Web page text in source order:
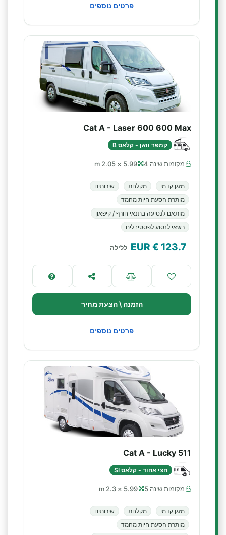
פרטים נוספים
Cat A - Laser 600 600 Max
קמפר וואן - קלאס B
מקומות שינה 4 5.99 × 2.05 m
מזגן קדמי מקלחת
שירותים
מותרת הסעת חיות מחמד
מותאם לנסיעה בתנאי חורף / קיפאון
רשאי לנסוע לפסטיבלים
123.7
€ EUR ללילה
הזמנה \ הצעת מחיר
פרטים נוספים
Cat A - Lucky 511
חצי אחוד - קלאס SI
מקומות שינה 5 5.99 × 2.3 m
מזגן קדמי מקלחת
שירותים
מותרת הסעת חיות מחמד